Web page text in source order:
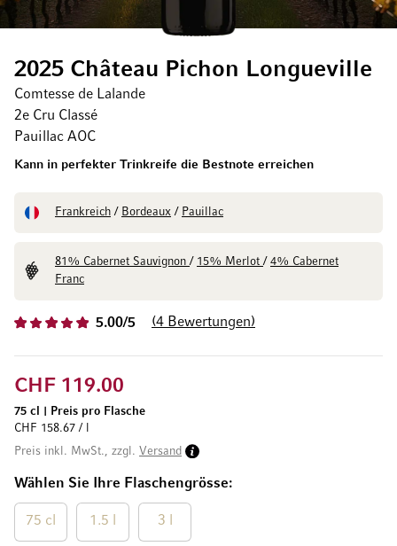
5.00/5 4 Bewertungen
2025 Château Pichon Longueville
Comtesse de Lalande
2e Cru Classé
Pauillac AOC
Kann in perfekter Trinkreife die Bestnote erreichen
Frankreich / Bordeaux / Pauillac
81% Cabernet Sauvignon/ 15% Merlot/ 4% Cabernet
Franc
Wählen Sie Ihre Flaschengrösse
75 cl 1.5 l 3 l
CHF 119.00
75 cl
Preis pro Flasche
CHF 158.67 / l
Preis inkl. MwSt., zzgl. Versand